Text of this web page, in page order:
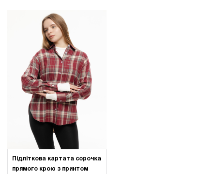
Підліткова картата сорочка
прямого крою з принтом